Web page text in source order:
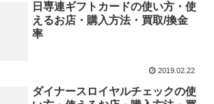
日専連ギフトカードの使い方・使
えるお店・購入方法・買取/換金
率
2019.02.22
ダイナースロイヤルチェックの使